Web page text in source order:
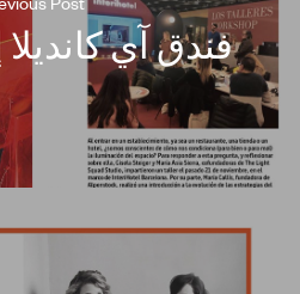
Post
فندق آي كانديلا